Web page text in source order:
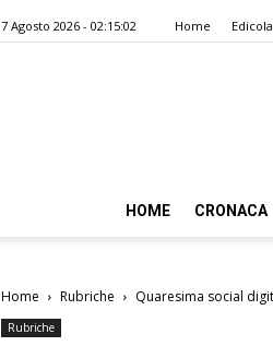
7 Agosto 2026 - 02:15:02 Home
HOME CRONACA
Home Rubriche Quaresima social
Rubriche